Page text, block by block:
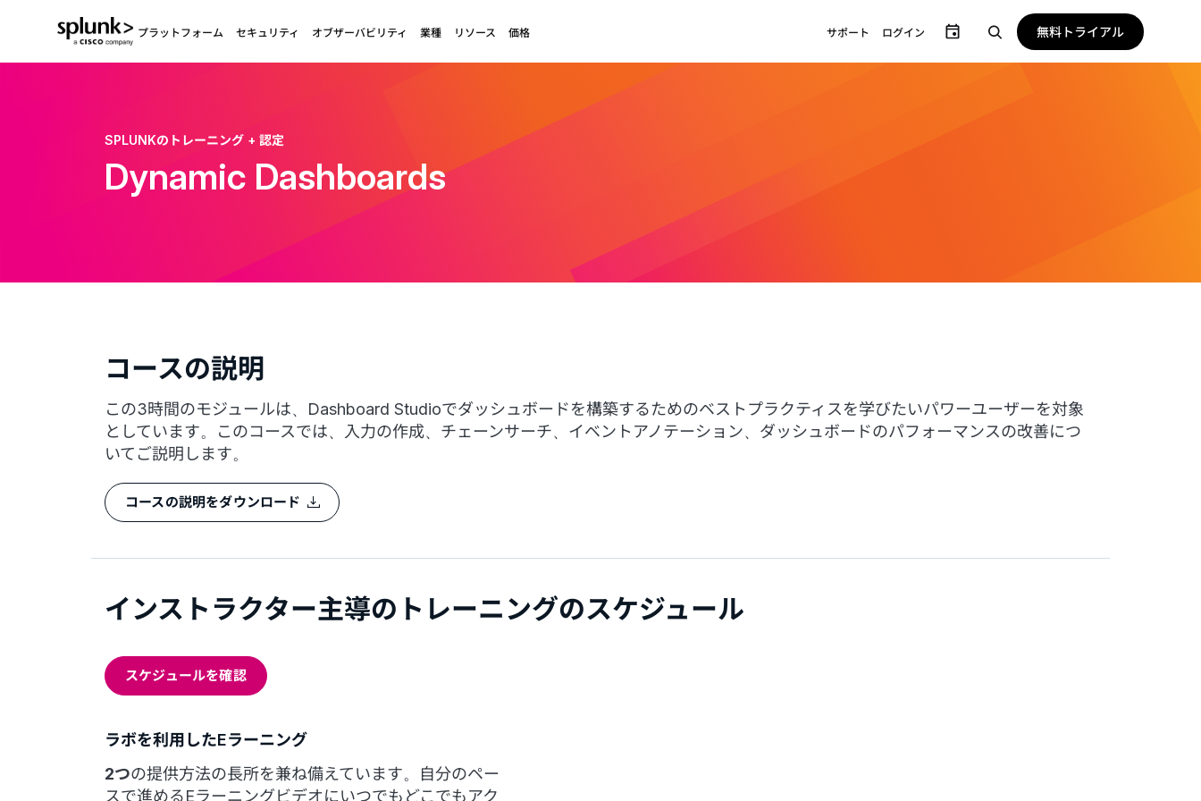
プラットフォーム セキュリティ オブザーバビリティ 業種 リソース 価格 サポート ログイン 無料トライアル
SPLUNKのトレーニング + 認定
Dynamic Dashboards
コースの説明
この3時間のモジュールは、Dashboard Studioでダッシュボードを構築するためのベストプラクティスを学びたいパワーユーザーを対象
としています。このコースでは、入力の作成、チェーンサーチ、イベントアノテーション、ダッシュボードのパフォーマンスの改善につ
いてご説明します。
コースの説明をダウンロード
インストラクター主導のトレーニングのスケジュール
スケジュールを確認
ラボを利用したEラーニング
2つの提供方法の長所を兼ね備えています。自分のペー
スで進めるEラーニングビデオにいつでもどこでもアク